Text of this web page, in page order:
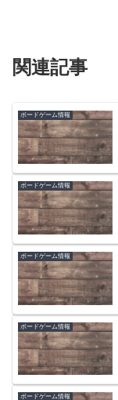
関連記事
ボードゲーム情報
ボードゲーム情報
ボードゲーム情報
ボードゲーム情報
ボードゲーム情報